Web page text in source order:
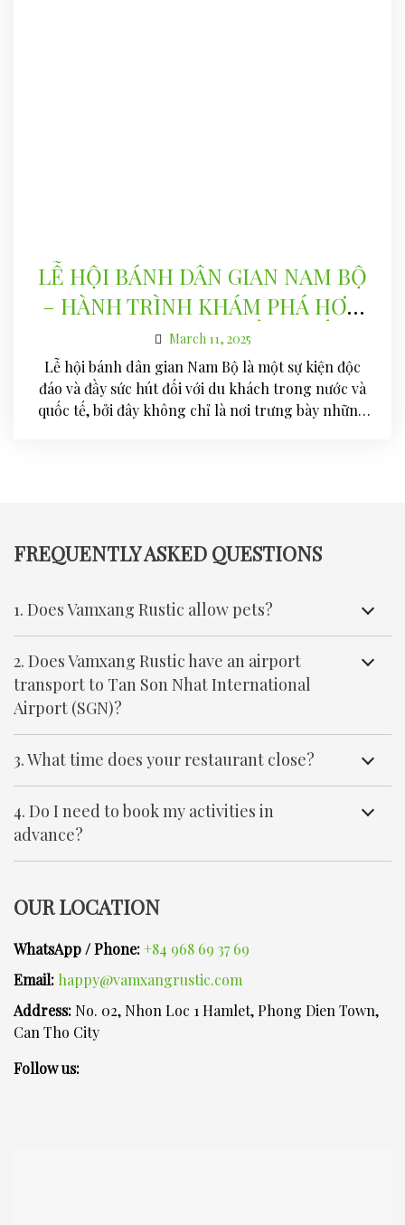
LỄ HỘI BÁNH DÂN GIAN NAM BỘ
– HÀNH TRÌNH KHÁM PHÁ HƠN
100 LOẠI BÁNH TRUYỀN THỐNG
March 11, 2025
Lễ hội bánh dân gian Nam Bộ là một sự kiện độc
đáo và đầy sức hút đối với du khách trong nước và
quốc tế, bởi đây không chỉ là nơi trưng bày những
FREQUENTLY ASKED QUESTIONS
1. Does Vamxang Rustic allow pets?
2. Does Vamxang Rustic have an airport
transport to Tan Son Nhat International
Airport (SGN)?
3. What time does your restaurant close?
4. Do I need to book my activities in
advance?
OUR LOCATION
WhatsApp / Phone:+84 968 69 37 69
Email: happy@vamxangrustic.com
Address: No. 02, Nhon Loc 1 Hamlet, Phong Dien Town,
Can Tho City
Follow us: